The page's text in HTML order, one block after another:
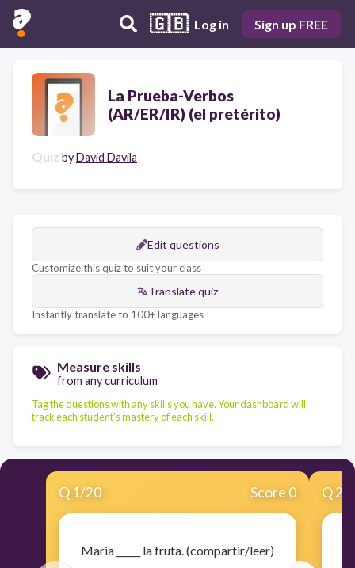
🇬🇧 Log in Sign up FREE
La Prueba-Verbos
(AR/ER/IR) (el pretérito)
Quiz byDavid Davila
Edit questions
Customize this quiz to suit your class
Translate quiz
Instantly translate to 100+ languages
Measure skills
from any curriculum
Tag the questions with any skills you have. Your dashboard will
track each student's mastery of each skill.
Q 1/20 Score 0
Maria _____ la fruta. (compartir/leer)
Q2